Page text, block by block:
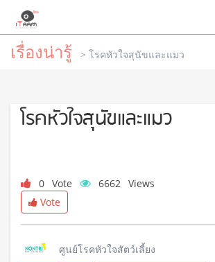
เรื่องน่ารู้ > โรคหัวใจสุนัขและแมว
โรคหัวใจสุนัขและแมว
0 Vote 6662 Views
Vote
ศูนย์โรคหัวใจสัตว์เลี้ยง